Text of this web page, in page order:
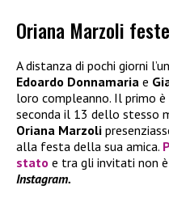
Oriana Marzoli
A distanza di pochi giorni
Edoardo Donnamaria e
loro compleanno. Il primo
seconda il 13 dello stesso
Oriana Marzoli
alla festa della sua amica.
stato e tra gli invitati non
Instagram.